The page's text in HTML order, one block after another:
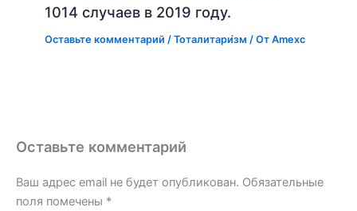
1014 случаев в 2019 году.
Оставьте комментарий /Тоталитари́зм / ОтAmexc
Оставьте комментарий
Ваш адрес email не будет опубликован. Обязательные
поля помечены *